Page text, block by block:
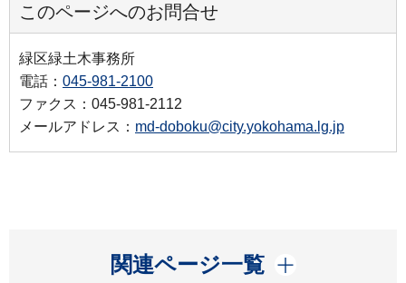
このページへのお問合せ
緑区緑土木事務所
電話： 045-981-2100
ファクス：045-981-2112
メールアドレス： md-doboku@city.yokohama.lg.jp
関連ページ一覧
開く